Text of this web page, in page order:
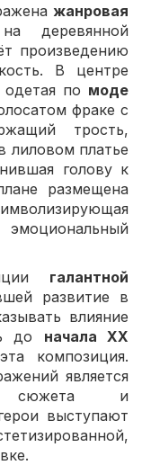
жанровая
деревянной
произведению
В центре
по моде
фраке с
трость,
лиловом платье
голову к
размещена
галантной
развитие в
влияние
до начала XX
композиция.
является
сюжета и
выступают